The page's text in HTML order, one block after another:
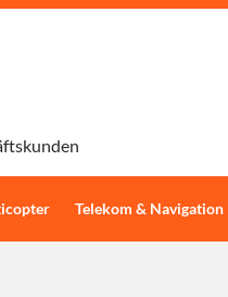
Telekom & Navigation